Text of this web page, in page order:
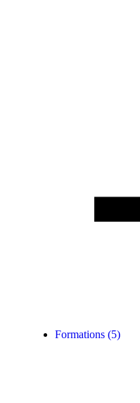
Formations (5)